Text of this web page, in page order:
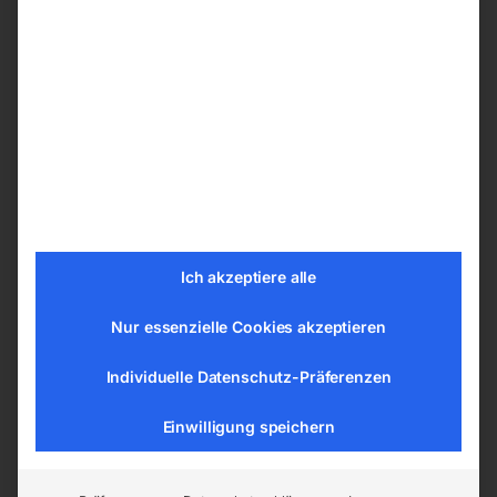
Thermo-Überlastschutz
Transportrollen und Handbügel
Technische Daten
Kapazität: 50kg
Ich akzeptiere alle
Nur essenzielle Cookies akzeptieren
Individuelle Datenschutz-Präferenzen
Einwilligung speichern